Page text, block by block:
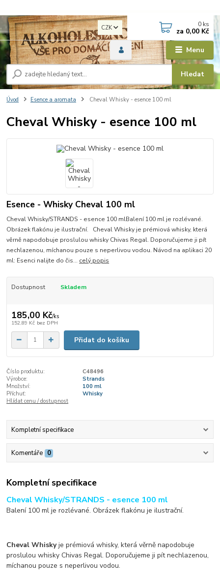
Menu
CZK
Hledat
0 ks
za 0,00 Kč
Úvod Esence a aromata Cheval Whisky - esence 100 ml
Cheval Whisky - esence 100 ml
Esence - Whisky Cheval 100 ml
Cheval Whisky/STRANDS - esence 100 mlBalení 100 ml je rozlévané.
Obrázek flakónu je ilustrační. Cheval Whisky je prémiová whisky, která
věrně napodobuje proslulou whisky Chivas Regal. Doporučujeme ji pít
nechlazenou, míchanou pouze s neperlivou vodou. Návod na aplikaci 20
ml: Esenci nalijte do čis... celý popis
Dostupnost Skladem
185,00 Kč/ks
152,89 Kč bez DPH
Přidat do košíku
Číslo produktu:
C48496
Výrobce:
Strands
Množství:
100 ml
Příchuť:
Whisky
Hlídat cenu / dostupnost
Kompletní specifikace
Komentáře 0
Kompletní specifikace
Cheval Whisky/STRANDS - esence 100 ml
Balení 100 ml je rozlévané. Obrázek flakónu je ilustrační.
Cheval Whiskyje prémiová whisky, která věrně napodobuje
proslulou whisky Chivas Regal. Doporučujeme ji pít nechlazenou,
míchanou pouze s neperlivou vodou.